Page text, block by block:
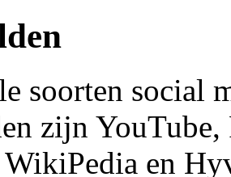
soorten social
zijn
en